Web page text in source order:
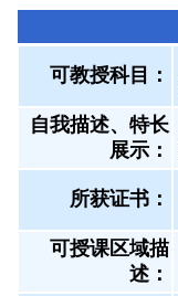
可教授科目：
自我描述、特长
展示 ：
所获证书 ：
可授课区域描
述：